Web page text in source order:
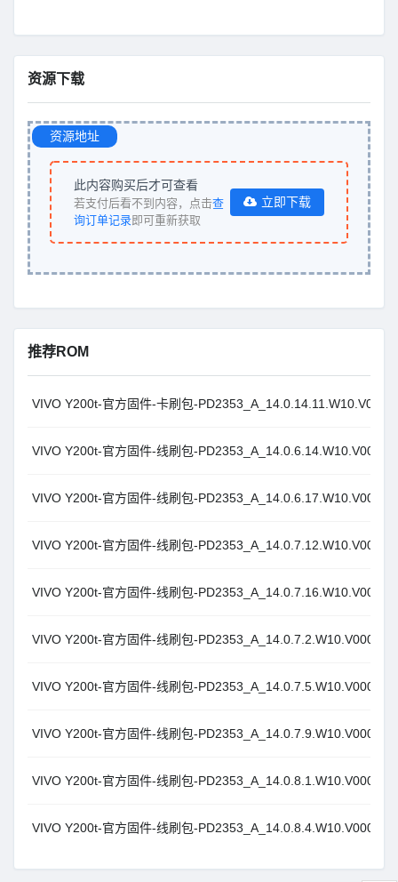
资源下载
资源地址
此内容购买后才可查看
若支付后看不到内容，点击查
询订单记录即可重新获取
立即下载
推荐ROM
VIVO Y200t-官方固件-卡刷包-
VIVO Y200t-官方固件-线刷包-
VIVO Y200t-官方固件-线刷包-
VIVO Y200t-官方固件-线刷包-
VIVO Y200t-官方固件-线刷包-
VIVO Y200t-官方固件-线刷包-
VIVO Y200t-官方固件-线刷包-
VIVO Y200t-官方固件-线刷包-
VIVO Y200t-官方固件-线刷包-
VIVO Y200t-官方固件-线刷包-